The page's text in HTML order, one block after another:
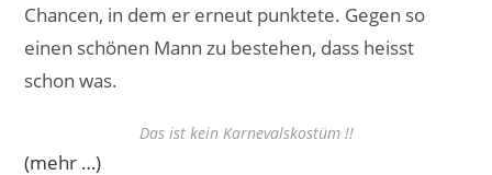
Chancen, in dem er erneut punktete. Gegen so
einen schönen Mann zu bestehen, dass heisst
schon was.
Das ist kein Karnevalskostüm !!
(mehr …)